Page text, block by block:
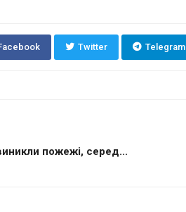
Twitter Telegram
пожежі, серед...